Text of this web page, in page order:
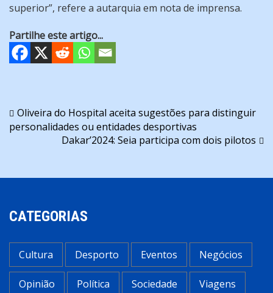
superior”, refere a autarquia em nota de imprensa.
Partilhe este artigo...
Navegação
de
Oliveira do Hospital aceita sugestões para distinguir
personalidades ou entidades desportivas
Dakar’2024: Seia participa com dois pilotos
CATEGORIAS
Cultura Desporto Eventos Negócios
Opinião Política Sociedade Viagens